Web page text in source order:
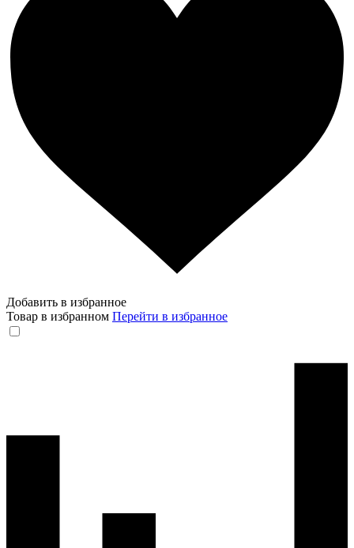
Добавить в избранное
Товар в избранном Перейти в избранное